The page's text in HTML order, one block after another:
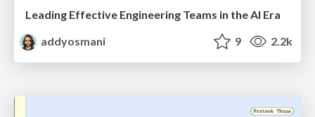
Leading Effective Engineering Teams in the AI Era
addyosmani
9 2.2k